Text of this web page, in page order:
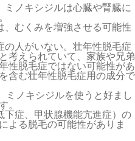
ノキシジルは心臓や腎臓に
むくみを増強させる可能性
人がいない。壮年性脱毛症
考えられていて、家族や兄弟
性脱毛症ではない可能性があ
含む壮年性脱毛症用の成分で
ミノキシジルを使うと好まし
。
症、甲状腺機能亢進症）の
よる脱毛の可能性がありま